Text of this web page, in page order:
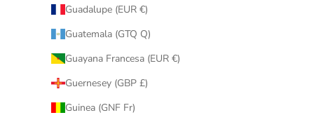
Guadalupe (EUR €)
Guatemala (GTQ Q)
Guayana Francesa (EUR €)
Guernesey (GBP £)
Guinea (GNF Fr)